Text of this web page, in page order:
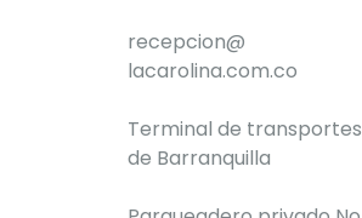
recepcion@
lacarolina.com.co
Terminal de transportes
de Barranquilla